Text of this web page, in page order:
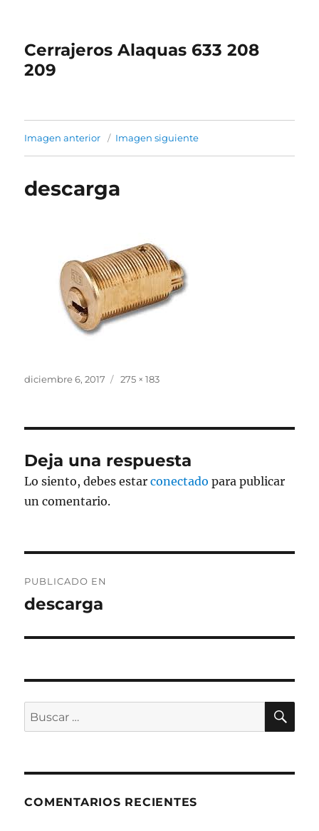
Cerrajeros Alaquas 633 208
209
Imagen anterior Imagen siguiente
descarga
Publicado
diciembre 6, 2017
Tamaño
275 × 183
Deja una respuesta
Lo siento, debes estarconectado para publicar
un comentario.
de
PUBLICADO EN
descarga
Buscar
por:
COMENTARIOS RECIENTES